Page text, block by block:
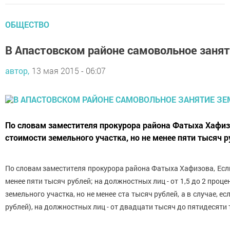
ОБЩЕСТВО
В Апастовском районе самовольное
автор, 13 мая 2015 - 06:07
По словам заместителя прокурора района Фатыха
стоимости земельного участка, но не менее пяти
По словам заместителя прокурора района Фатыха Хафизова,
менее пяти тысяч рублей; на должностных лиц - от 1,5 до 2
земельного участка, но не менее ста тысяч рублей, а в случае,
рублей), на должностных лиц - от двадцати тысяч до